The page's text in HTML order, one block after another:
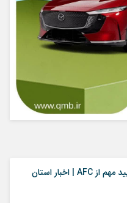
گل‌گهر در انتظار تأیید مهم از ‌AFC | اخبار استان